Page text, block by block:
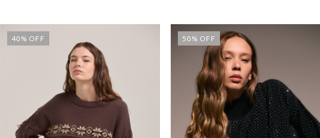
40% OFF 50% OFF